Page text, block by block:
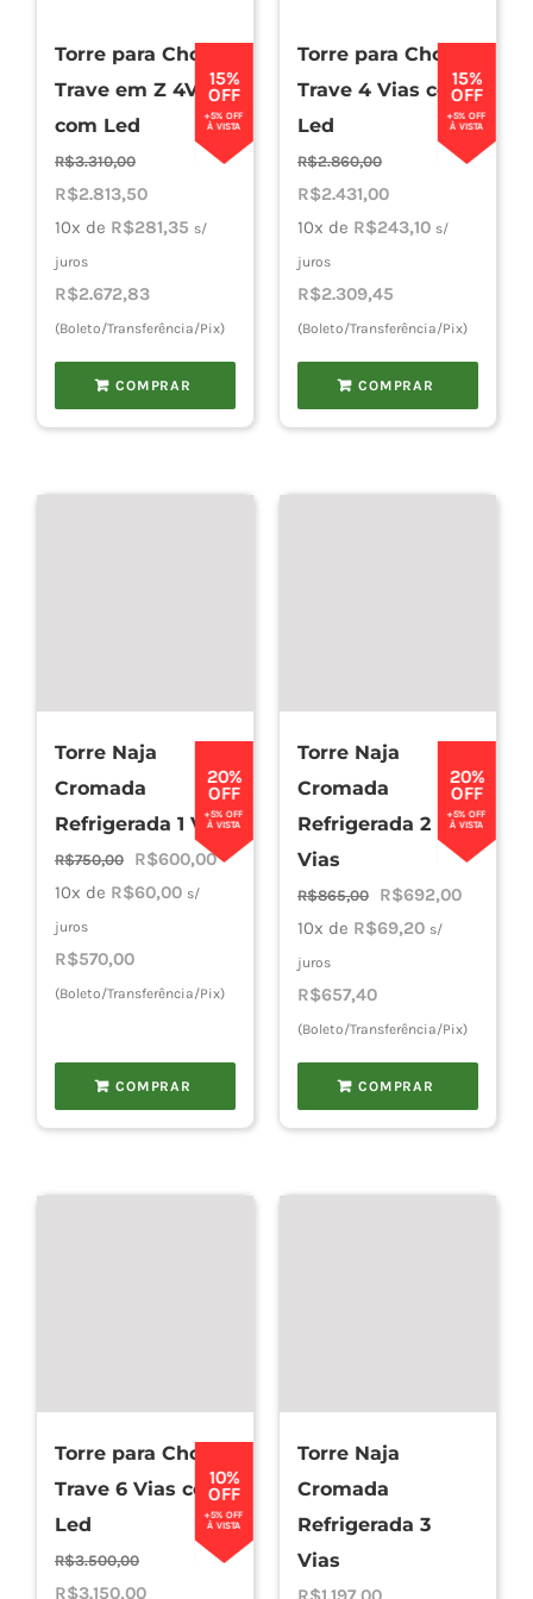
15%
OFF
+5% OFF
À VISTA
Torre para Chopp
Trave em Z 4Vias
com Led
R$3.310,00
O
preço
original
era:
R$3.310,00.
R$2.813,50O
preço
é:
R$2.813,50.
10x de R$281,35 s/
juros
R$2.672,83
(Boleto/Transferência/Pix)
COMPRAR
15%
OFF
+5% OFF
À VISTA
Torre para Chopp
Trave 4 Vias com
Led
R$2.860,00
O
preço
original
era:
R$2.860,00.
R$2.431,00O
preço
é:
R$2.431,00.
10x de R$243,10 s/
juros
R$2.309,45
(Boleto/Transferência/Pix)
COMPRAR
20%
OFF
+5% OFF
À VISTA
Torre Naja
Cromada
Refrigerada 1 Via
R$750,00
O
preço
era:
R$750,00.
R$600,00O
R$600,00.
10x de R$60,00 s/
juros
R$570,00
(Boleto/Transferência/Pix)
COMPRAR
20%
OFF
+5% OFF
À VISTA
Torre Naja
Cromada
Refrigerada 2
Vias
R$865,00
O
preço
R$865,00.
R$692,00O
10x de R$69,20 s/
juros
R$657,40
(Boleto/Transferência/Pix)
COMPRAR
10%
OFF
+5% OFF
À VISTA
Torre para Chopp
Trave 6 Vias com
Led
R$3.500,00
O
R$3.150,00O
Torre Naja
Cromada
Refrigerada 3
Vias